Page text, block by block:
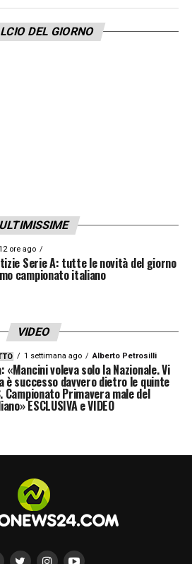
domani penseremo alla
che sarà
DEL GIORNO
ULTIMISSIME
ore ago
Serie A: tutte le novità del giorno
campionato italiano
VIDEO
1 settimana ago Alberto Petrosilli
«Mancini voleva solo la Nazionale. Vi
è successo davvero dietro le quinte
Campionato Primavera male del
ESCLUSIVA e VIDEO